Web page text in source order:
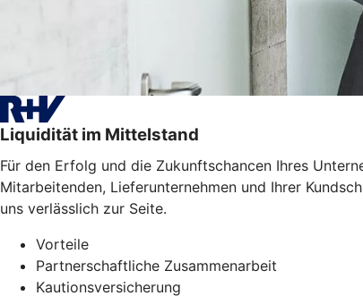
Liquidität im Mittelstand
Für den Erfolg und die Zukunftschancen Ihres
Mitarbeitenden, Lieferunternehmen und Ihrer
uns verlässlich zur Seite.
Vorteile
Partnerschaftliche Zusammenarbeit
Kautionsversicherung